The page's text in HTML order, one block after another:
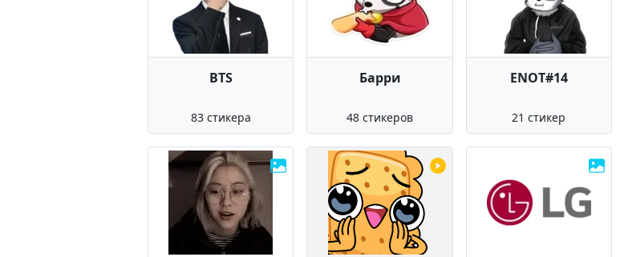
BTS
83 стикера
Барри
48 стикеров
ENOT#14
21 стикер